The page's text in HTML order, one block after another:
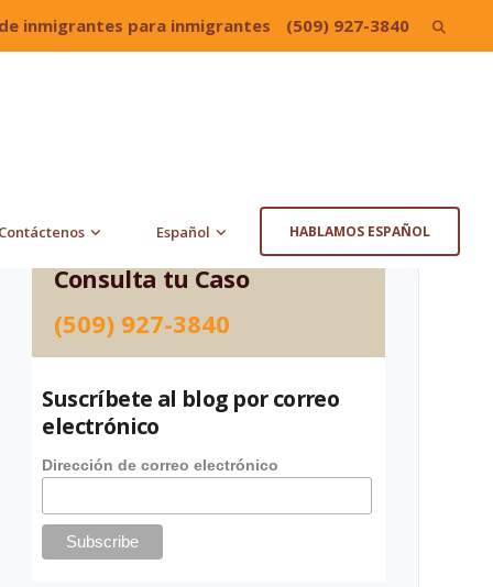
inmigrantes para inmigrantes (509) 927-3840 Search
Español HABLAMOS ESPAÑOL
Consulta tu Caso
(509) 927-3840
Suscríbete al blog por correo
electrónico
Dirección de correo electrónico